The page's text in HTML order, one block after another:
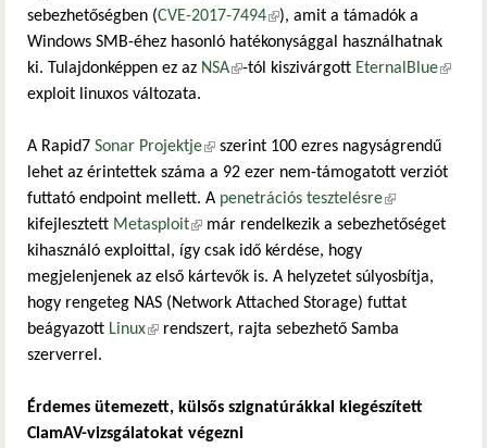
sebezhetőségben (CVE-2017-7494(külső hivatkozás)
), amit a támadók a
Windows SMB-éhez hasonló hatékonysággal használhatnak
ki. Tulajdonképpen ez az NSA(külső hivatkozás)
-tól kiszivárgott EternalBlue(külső
exploit linuxos változata.
A Rapid7 Sonar Projektje(külső hivatkozás)
szerint 100 ezres nagyságrendű
lehet az érintettek száma a 92 ezer nem-támogatott verziót
futtató endpoint mellett. A penetrációs tesztelésre(külső
hivatkozás)
kifejlesztett Metasploit(külső hivatkozás)
már rendelkezik a sebezhetőséget
kihasználó exploittal, így csak idő kérdése, hogy
megjelenjenek az első kártevők is. A helyzetet súlyosbítja,
hogy rengeteg NAS (Network Attached Storage) futtat
beágyazott Linux(külső hivatkozás)
rendszert, rajta sebezhető Samba
szerverrel.
Érdemes ütemezett, külsős szignatúrákkal kiegészített
ClamAV-vizsgálatokat végezni